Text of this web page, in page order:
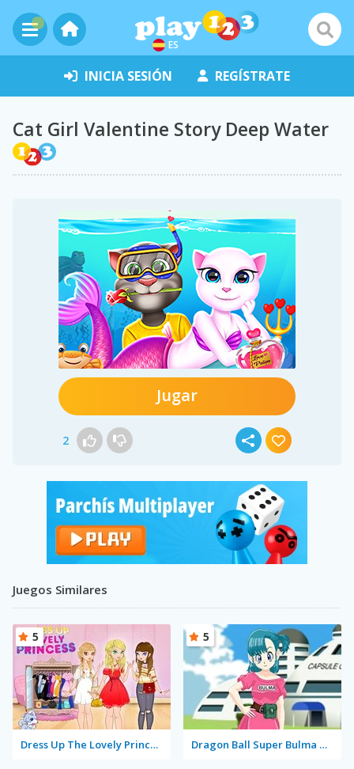
ES
INICIA SESIÓN REGÍSTRATE
Cat Girl Valentine Story Deep Water
Jugar
2
Juegos Similares
Dress Up The Lovely Princess
5
Dragon Ball Super Bulma Dress Up
5